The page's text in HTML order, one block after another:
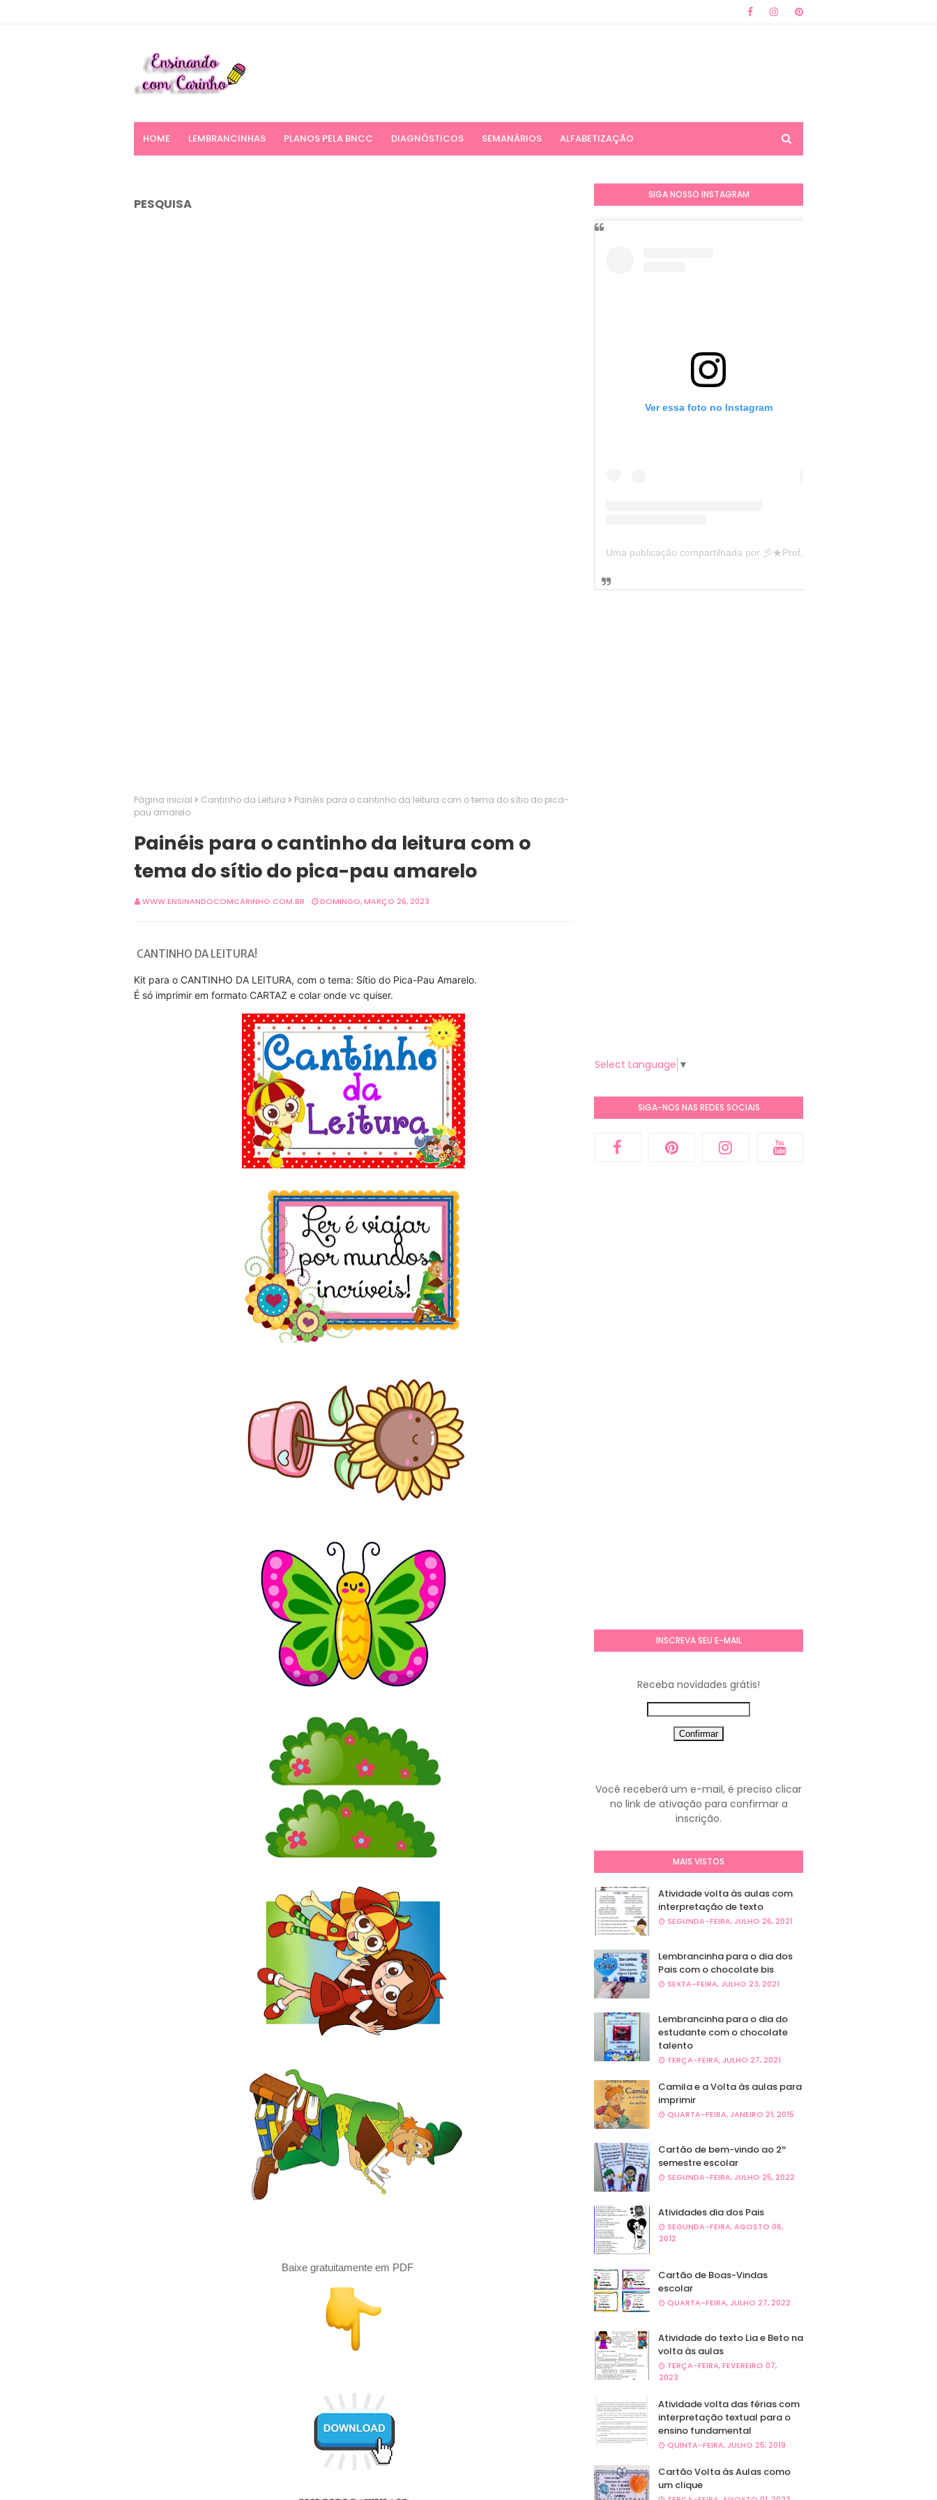
HOME LEMBRANCINHAS PLANOS PELA BNCC DIAGNÓSTICOS SEMANÁRIOS ALFABETIZAÇÃO
PESQUISA
Página inicial Cantinho da Leitura
Painéis para o cantinho da leitura com o tema do sítio do pica-
pau amarelo
Painéis para o cantinho da leitura com o
tema do sítio do pica-pau amarelo
WWW.ENSINANDOCOMCARINHO.COM.BR DOMINGO, MARÇO 26, 2023
CANTINHO DA LEITURA!
Kit para o CANTINHO DA LEITURA, com o tema: Sítio do Pica-Pau Amarelo.
É só imprimir em formato CARTAZ e colar onde vc quiser.
Baixe gratuitamente em PDF
SIGA NOSSO INSTAGRAM
Ver essa foto no Instagram
Uma publicação compartilhada por 彡★Professora: Valéria·.¸¸.· (@ensinandocomcarinho)
Select Language ▼
SIGA-NOS NAS REDES SOCIAIS
INSCREVA SEU E-MAIL
Receba novidades grátis!
Você receberá um e-mail, é preciso clicar
no link de ativação para confirmar a
inscrição.
MAIS VISTOS
Atividade volta às aulas com
interpretação de texto
SEGUNDA-FEIRA, JULHO 26, 2021
Lembrancinha para o dia dos
Pais com o chocolate bis
SEXTA-FEIRA, JULHO 23, 2021
Lembrancinha para o dia do
estudante com o chocolate
talento
TERÇA-FEIRA, JULHO 27, 2021
Camila e a Volta às aulas para
imprimir
QUARTA-FEIRA, JANEIRO 21, 2015
Cartão de bem-vindo ao 2º
semestre escolar
SEGUNDA-FEIRA, JULHO 25, 2022
Atividades dia dos Pais
SEGUNDA-FEIRA, AGOSTO 06,
2012
Cartão de Boas-Vindas
escolar
QUARTA-FEIRA, JULHO 27, 2022
Atividade do texto Lia e Beto na
volta às aulas
TERÇA-FEIRA, FEVEREIRO 07,
2023
Atividade volta das férias com
interpretação textual para o
ensino fundamental
QUINTA-FEIRA, JULHO 25, 2019
Cartão Volta às Aulas como
um clique